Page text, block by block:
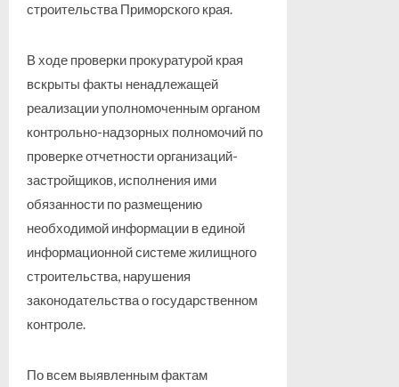
строительства Приморского края.
В ходе проверки прокуратурой края
вскрыты факты ненадлежащей
реализации уполномоченным органом
контрольно-надзорных полномочий по
проверке отчетности организаций-
застройщиков, исполнения ими
обязанности по размещению
необходимой информации в единой
информационной системе жилищного
строительства, нарушения
законодательства о государственном
контроле.
По всем выявленным фактам